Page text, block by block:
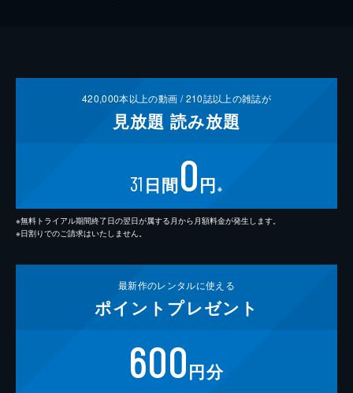
420,000本以上の動画 /210誌以上の雑誌が
見放題 読み放題
31 日間0円 ※
※無料トライアル期間終了日の翌日が属する月から月額料金が発生します。
※日割りでのご請求はいたしません。
最新作のレンタルに使える
ポイント プレゼント
600円分